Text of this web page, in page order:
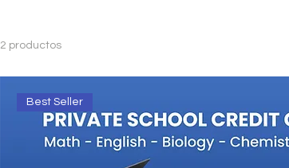
2 productos
Best Seller